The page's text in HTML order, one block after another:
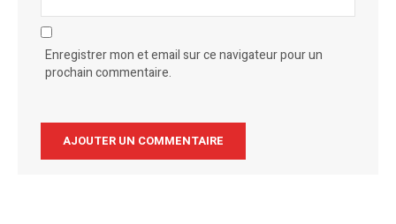
Enregistrer mon et email sur ce navigateur pour un
prochain commentaire.